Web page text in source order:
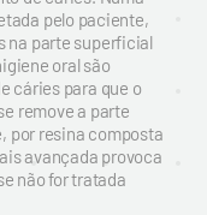
pelo paciente,
na parte superficial
oral são
cáries para que o
remove a parte
por resina composta
avançada provoca
não for tratada